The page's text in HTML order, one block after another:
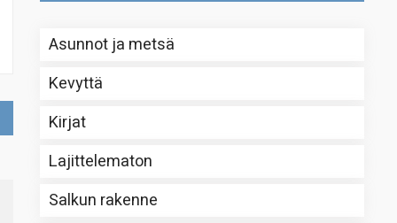
Asunnot ja metsä
Kevyttä
Kirjat
Lajittelematon
Salkun rakenne